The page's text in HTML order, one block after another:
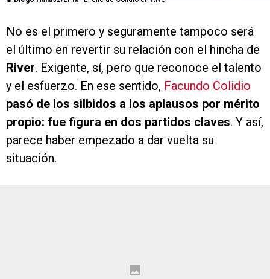
No es el primero y seguramente tampoco será
el último en revertir su relación con el hincha de
River. Exigente, sí, pero que reconoce el talento
y el esfuerzo. En ese sentido, Facundo Colidio
pasó de los silbidos a los aplausos por mérito
propio: fue figura en dos partidos claves. Y así,
parece haber empezado a dar vuelta su
situación.